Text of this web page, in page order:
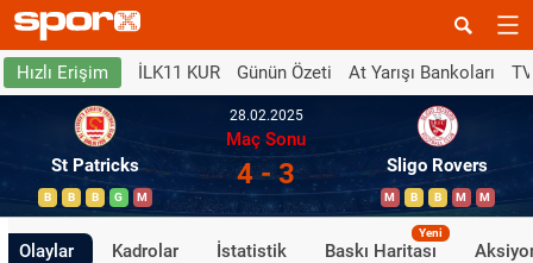
Hızlı Erişim İLK11 KUR Günün Özeti At Yarışı Bankoları
St Patricks
B B B G M
28.02.2025
Maç Sonu
4 - 3 Sligo Rovers
M B B M M
Olaylar Kadrolar İstatistik Baskı Haritası
Yeni